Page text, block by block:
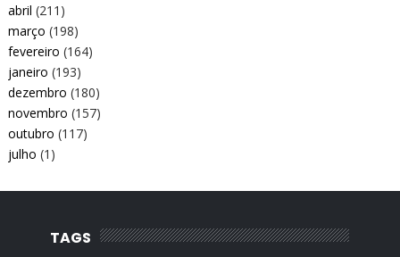
abril (211)
março (198)
fevereiro (164)
janeiro (193)
dezembro (180)
novembro (157)
outubro (117)
julho (1)
TAGS